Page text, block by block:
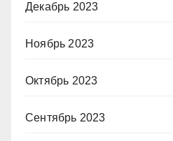
Декабрь 2023
Ноябрь 2023
Октябрь 2023
Сентябрь 2023